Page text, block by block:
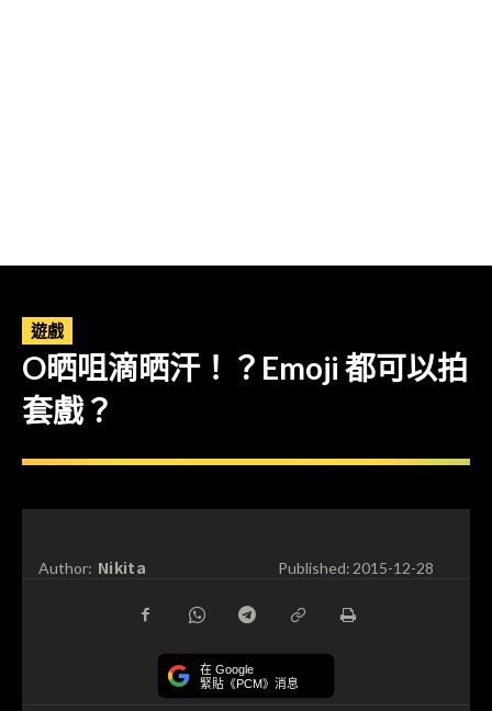
遊戲
O晒咀滴晒汗！？Emoji 都可以拍
套戲？
Author: Nikita Published:2015-12-28
在 Google
緊貼《PCM》消息